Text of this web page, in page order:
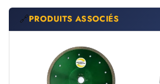
🔗PRODUITS ASSOCIÉS